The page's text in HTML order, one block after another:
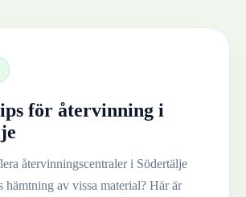
för återvinning i
återvinningscentraler i Södertälje
hämtning av vissa material? Här är